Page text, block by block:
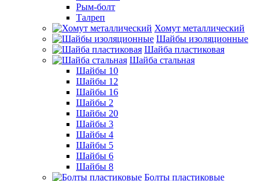
Рым-болт
Талреп
Хомут металлический
Шайбы изоляционные
Шайба пластиковая
Шайба стальная
Шайбы 10
Шайбы 12
Шайбы 16
Шайбы 2
Шайбы 20
Шайбы 3
Шайбы 4
Шайбы 5
Шайбы 6
Шайбы 8
Болты пластиковые